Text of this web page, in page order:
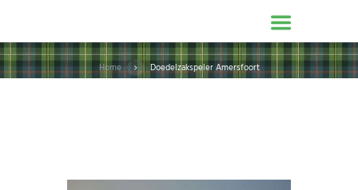
Home Doedelzakspeler Amersfoort